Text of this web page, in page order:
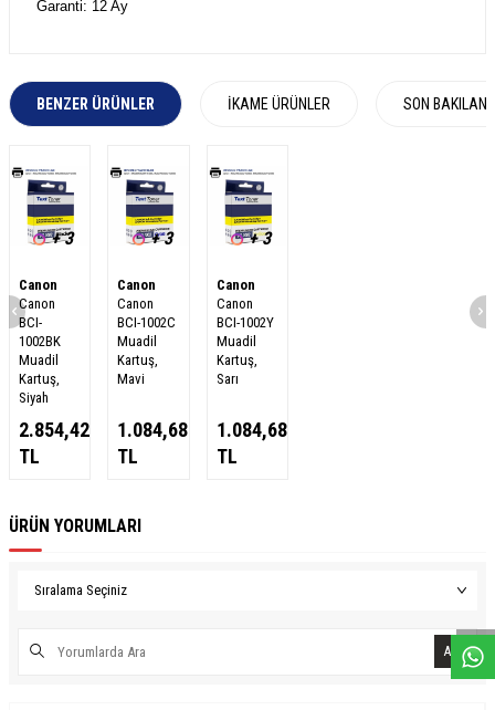
WhasappDeseHatt
Garanti: 12 Ay
BENZER ÜRÜNLER İKAME ÜRÜNLER SON
+ 3
Canon
Canon
BCI-
1002BK
Muadil
Kartuş,
Siyah
2.854,42
TL
+ 3
Canon
Canon
BCI-1002C
Muadil
Kartuş,
Mavi
1.084,68
TL
+ 3
Canon
Canon
BCI-1002Y
Muadil
Kartuş,
Sarı
1.084,68
TL
ÜRÜN YORUMLARI
Ara